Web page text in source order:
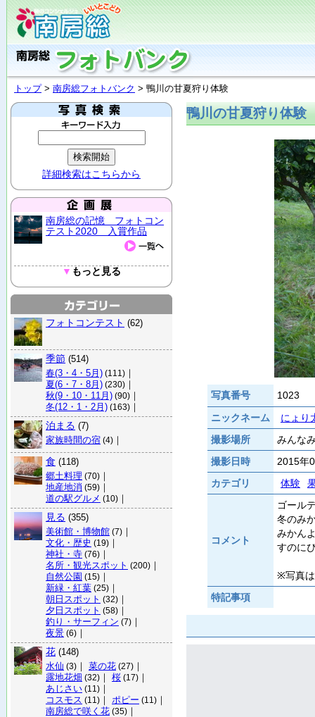
トップ> 南房総フォトバンク > 鴨川の甘夏狩り体験
詳細検索はこちらから
南房総の記憶 フォトコン
テスト2020 入賞作品
▼ もっと見る
フォトコンテスト (62)
季節 (514)
春(3・4・5月) (111) ｜
夏(6・7・8月) (230) ｜
秋(9・10・11月) (90) ｜
冬(12・1・2月) (163) ｜
泊まる (7)
家族時間の宿 (4) ｜
食 (118)
郷土料理 (70) ｜
地産地消 (59) ｜
道の駅グルメ (10) ｜
見る (355)
美術館・博物館 (7) ｜
文化・歴史 (19) ｜
神社・寺 (76) ｜
名所・観光スポット (200) ｜
自然公園 (15) ｜
新緑・紅葉 (25) ｜
朝日スポット (32) ｜
夕日スポット (58) ｜
釣り・サーフィン (7) ｜
夜景 (6) ｜
花 (148)
水仙 (3) ｜ 菜の花 (27) ｜
露地花畑 (32) ｜ 桜 (17) ｜
あじさい (11) ｜
コスモス (11) ｜ ポピー (11) ｜
南房総で咲く花 (35) ｜
鴨川の甘夏狩り体験
写真番号
1023
ニックネーム
にょり
撮影場所
みんな
撮影日時
2015年
カテゴリ
体験
コメント
ゴール
冬のみ
みかん
すのに
※写真
特記事項